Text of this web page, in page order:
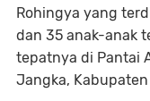
Rohingya yang
dan 35 anak-anak
tepatnya di Pantai
Jangka,